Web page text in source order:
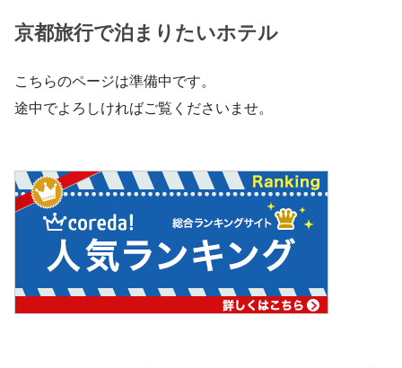
京都旅行で泊まりたいホテル
こちらのページは準備中です。
途中でよろしければご覧くださいませ。